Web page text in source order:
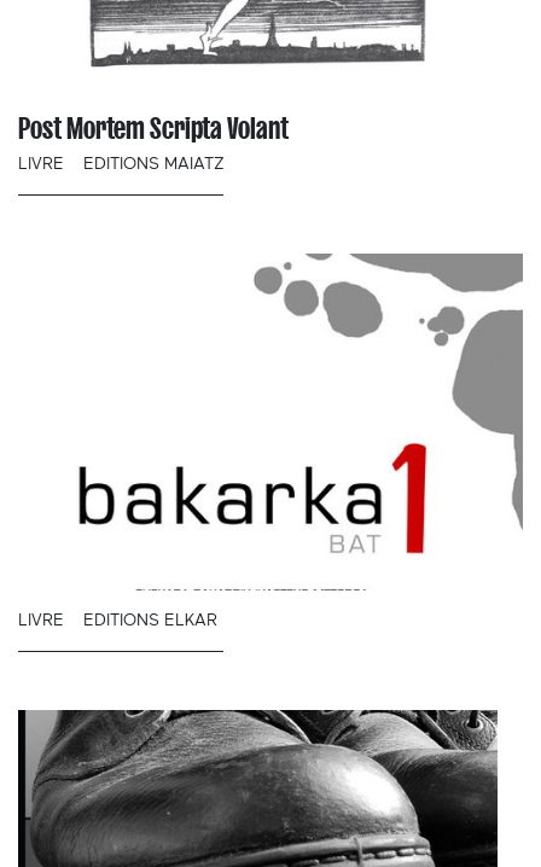
Post Mortem Scripta Volant
LIVRE EDITIONS MAIATZ
LIVRE EDITIONS ELKAR